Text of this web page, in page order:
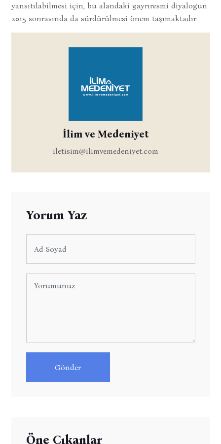
yansıtılabilmesi için, bu alandaki gayrıresmi diyalogun
2015 sonrasında da sürdürülmesi önem taşımaktadır.
İlim ve Medeniyet
iletisim@ilimvemedeniyet.com
Yorum Yaz
Gönder
Öne Çıkanlar